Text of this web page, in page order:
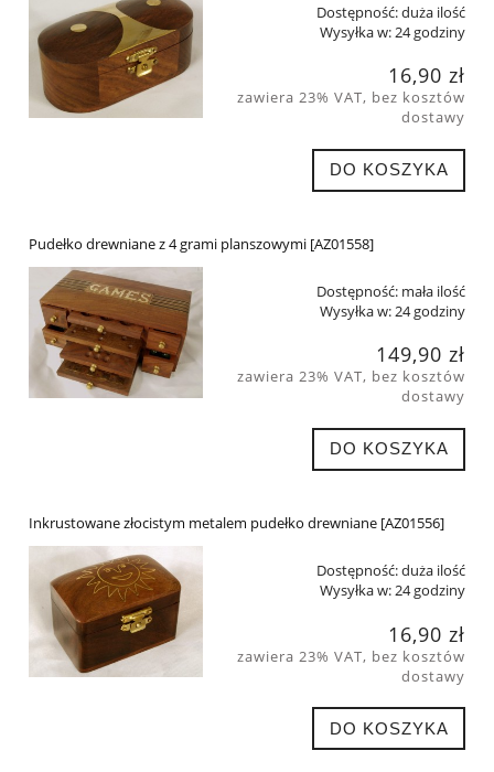
Dostępność:duża ilość
Wysyłka w:24 godziny
16,90 zł
zawiera 23% VAT, bez kosztów
dostawy
DO KOSZYKA
Pudełko drewniane z 4 grami planszowymi [AZ01558]
Dostępność: mała ilość
Wysyłka w:24 godziny
149,90 zł
zawiera 23% VAT, bez kosztów
dostawy
DO KOSZYKA
Inkrustowane złocistym metalem pudełko drewniane [AZ01556]
Dostępność:duża ilość
Wysyłka w:24 godziny
16,90 zł
zawiera 23% VAT, bez kosztów
dostawy
DO KOSZYKA